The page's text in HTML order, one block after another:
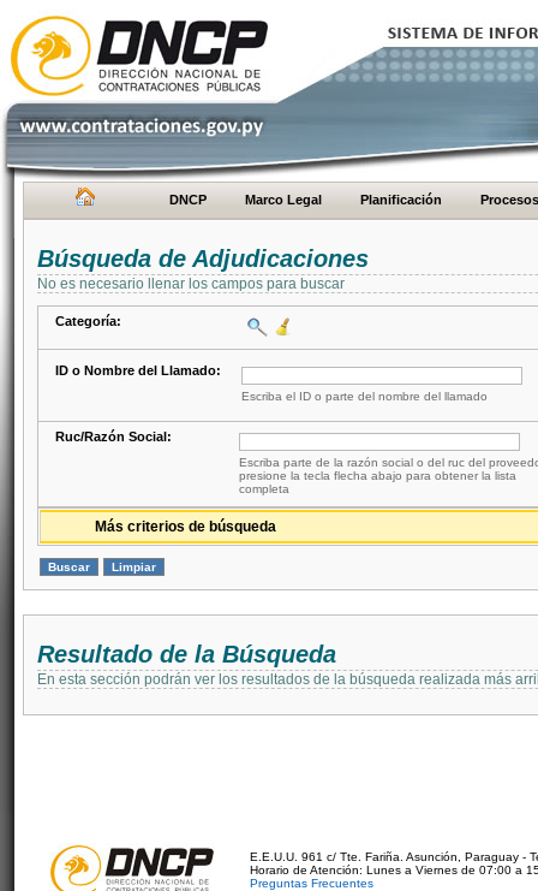
DNCP Marco Legal Planificación Procesos
Búsqueda de Adjudicaciones
No es necesario llenar los campos para buscar
Categoría:
ID o Nombre del Llamado:
Escriba el ID o parte del nombre del llamado
Ruc/Razón Social:
Escriba parte de la razón social o del ruc del
presione la tecla flecha abajo para obtener la lista
completa
Más criterios de búsqueda
Resultado de la Búsqueda
En esta sección podrán ver los resultados de la búsqueda realizada más
E.E.U.U. 961 c/ Tte. Fariña. Asunción, Paraguay -
Horario de Atención: Lunes a Viernes de 07:00 a
Preguntas Frecuentes